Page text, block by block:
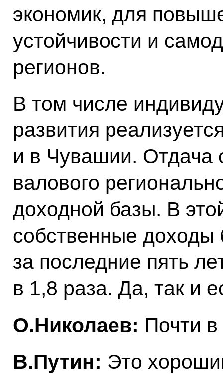
экономик, для
устойчивости и
регионов.
В том числе
развития
и в Чувашии. Отдача
валового
доходной базы. В
собственные доходы
за последние пять
в 1,8 раза. Да, так и
О.Николаев: Почти
В.Путин: Это